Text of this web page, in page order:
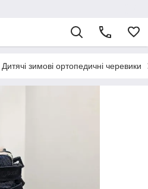
Дитячі зимові ортопедичні черевики